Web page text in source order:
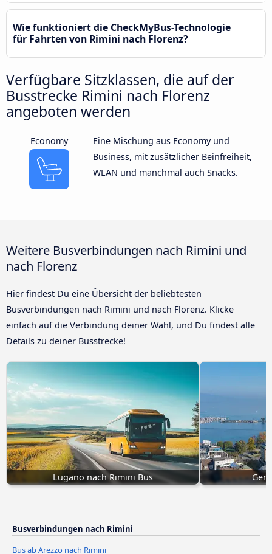
Wie funktioniert die CheckMyBus-Technologie
für Fahrten von Rimini nach Florenz?
Verfügbare Sitzklassen, die auf der
Busstrecke Rimini nach Florenz
angeboten werden
Economy
Eine Mischung aus Economy und
Business, mit zusätzlicher Beinfreiheit,
WLAN und manchmal auch Snacks.
Weitere Busverbindungen nach Rimini und
nach Florenz
Hier findest Du eine Übersicht der beliebtesten
Busverbindungen nach Rimini und nach Florenz. Klicke
einfach auf die Verbindung deiner Wahl, und Du findest alle
Details zu deiner Busstrecke!
Lugano nach Rimini Bus
Busverbindungen nach Rimini
Bus ab Arezzo nach Rimini